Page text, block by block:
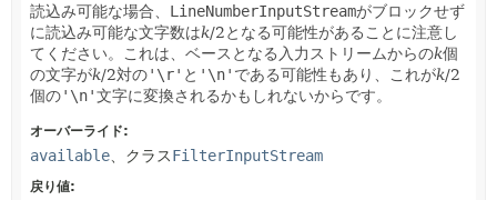
読込み可能な場合、 LineNumberInputStreamがブロックせず
に読込み可能な文字数はk/2となる可能性があることに注意し
てください。これは、ベースとなる入力ストリームからのk個
の文字がk/2対の'\r' と '\n' である可能性もあり、これがk/2
個の'\n'文字に変換されるかもしれないからです。
オーバーライド:
available 、クラスFilterInputStream
戻り値: